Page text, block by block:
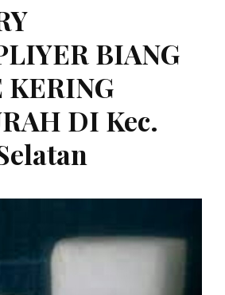
BIANG
KERING
DI Kec.